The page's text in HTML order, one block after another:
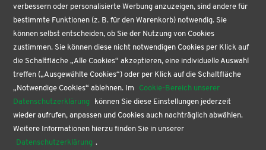
BÜROPROFI
PAPETERIE
BUCHHANDLUNG
KONTAKT
Buchgenuss nach Ladenschluss
Blind Date mit dem Buch
Newsletter abonnieren
Online-Gutschein kaufen
verbessern oder personalisierte Werbung anzuzeigen, sind andere für
bestimmte Funktionen (z. B. für den Warenkorb) notwendig. Sie
können selbst entscheiden, ob Sie der Nutzung von Cookies
zustimmen. Sie können diese nicht notwendigen Cookies per Klick auf
die Schaltfläche „Alle Cookies“ akzeptieren, eine individuelle Auswahl
treffen („Ausgewählte Cookies“) oder per Klick auf die Schaltfläche
„Notwendige Cookies“ ablehnen. Im
Cookie-Bereich unserer
Datenschutzerklärung
können Sie diese Einstellungen jederzeit
wieder aufrufen, anpassen und Cookies auch nachträglich abwählen.
Weitere Informationen hierzu finden Sie in unserer
Datenschutzerklärung .